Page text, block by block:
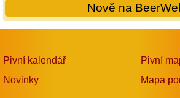
Nově na
Pivní kalendář
Novinky
Pivní
Mapa